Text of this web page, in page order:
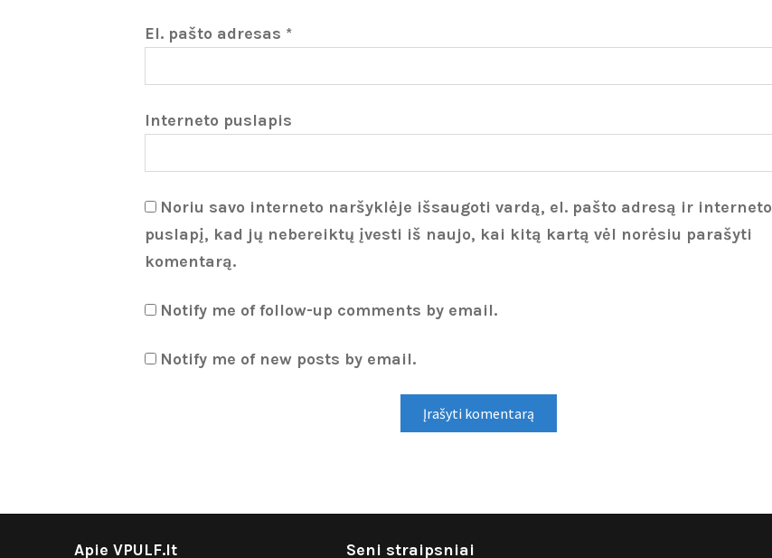
El. pašto adresas *
Interneto puslapis
Noriu savo interneto naršyklėje išsaugoti vardą, el. pašto adresą ir interneto
puslapį, kad jų nebereiktų įvesti iš naujo, kai kitą kartą vėl norėsiu parašyti
komentarą.
Notify me of follow-up comments by email.
Notify me of new posts by email.
Apie VPULF.lt Seni straipsniai